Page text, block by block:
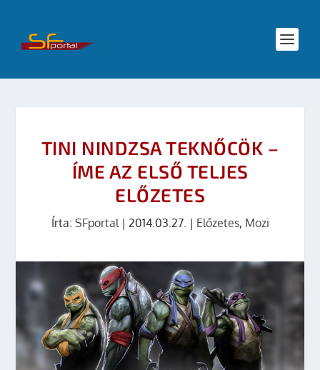
TINI NINDZSA TEKNŐCÖK –
ÍME AZ ELSŐ TELJES
ELŐZETES
Írta: SFportal| 2014.03.27. | Előzetes, Mozi